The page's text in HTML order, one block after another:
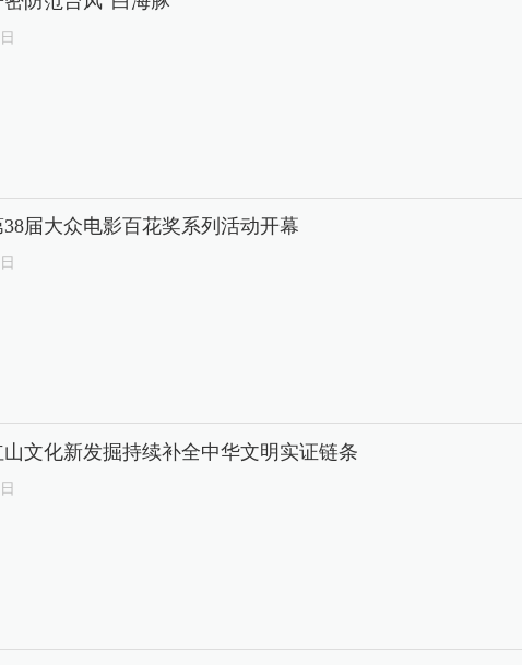
日
38届大众电影百花奖系列活动开幕
日
山文化新发掘持续补全中华文明实证链条
日